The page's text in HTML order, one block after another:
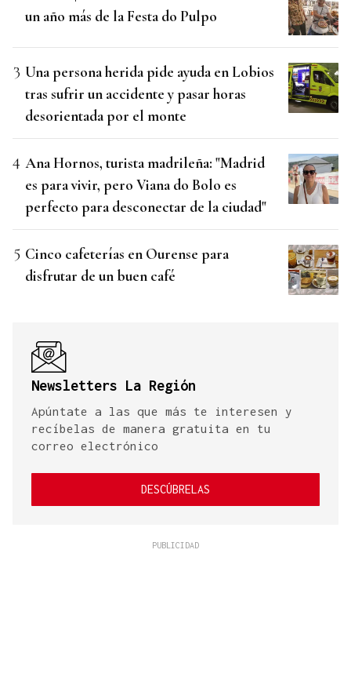
un año más de la Festa do Pulpo
Una persona herida pide ayuda en Lobios
tras sufrir un accidente y pasar horas
desorientada por el monte
Ana Hornos, turista madrileña: "Madrid
es para vivir, pero Viana do Bolo es
perfecto para desconectar de la ciudad"
Cinco cafeterías en Ourense para
disfrutar de un buen café
Newsletters La Región
Apúntate a las que más te interesen y
recíbelas de manera gratuita en tu
correo electrónico
DESCÚBRELAS